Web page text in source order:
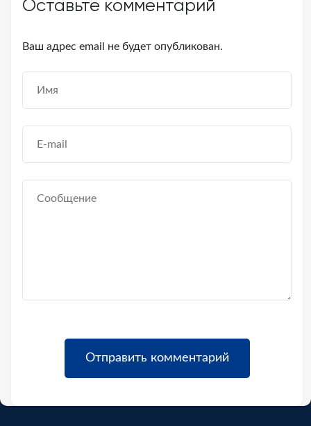
Оставьте комментарий
Ваш адрес email не будет опубликован.